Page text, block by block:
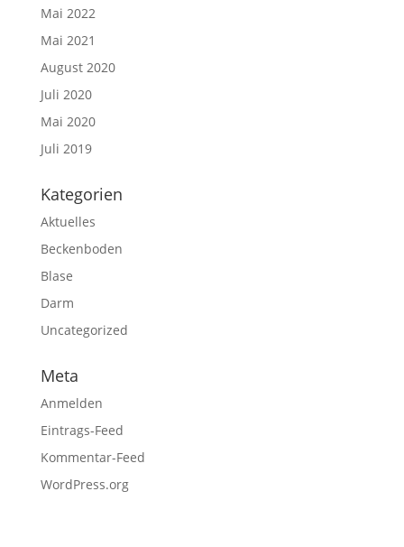
Mai 2022
Mai 2021
August 2020
Juli 2020
Mai 2020
Juli 2019
Kategorien
Aktuelles
Beckenboden
Blase
Darm
Uncategorized
Meta
Anmelden
Eintrags-Feed
Kommentar-Feed
WordPress.org